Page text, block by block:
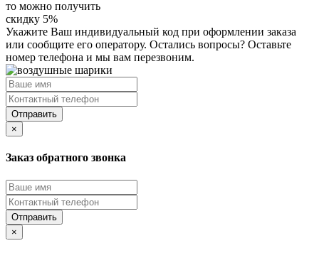
то можно получить
скидку 5%
Укажите Ваш индивидуальный код при оформлении заказа
или сообщите его оператору. Остались вопросы? Оставьте
номер телефона и мы вам перезвоним.
Отправить
×
Заказ обратного звонка
Отправить
×